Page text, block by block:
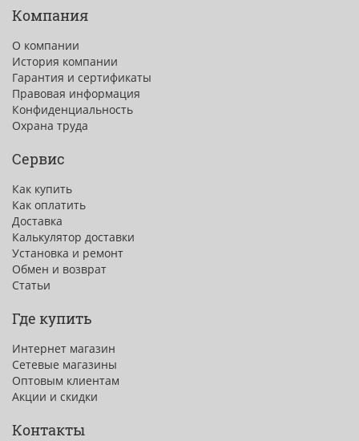
Компания
О компании
История компании
Гарантия и сертификаты
Правовая информация
Конфиденциальность
Охрана труда
Сервис
Как купить
Как оплатить
Доставка
Калькулятор доставки
Установка и ремонт
Обмен и возврат
Статьи
Где купить
Интернет магазин
Сетевые магазины
Оптовым клиентам
Акции и скидки
Контакты